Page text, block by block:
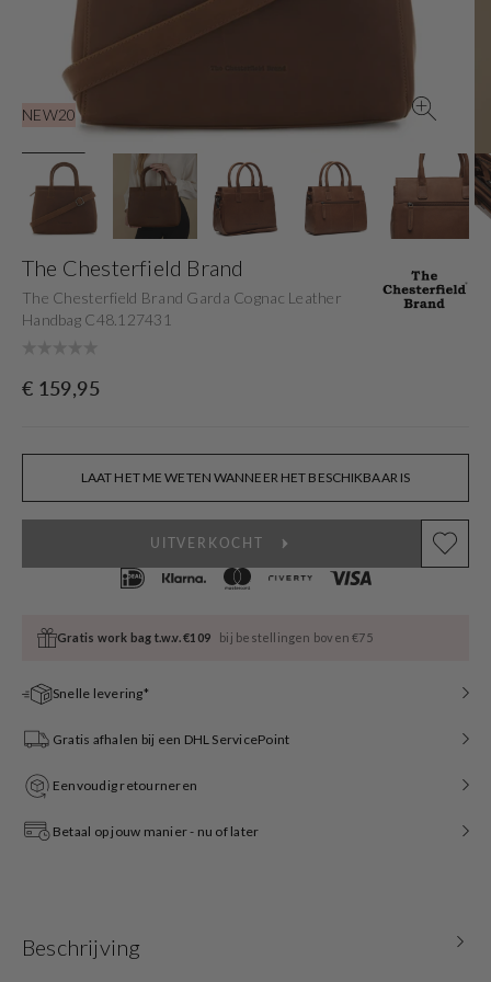
NEW20
Beschrijving
The Chesterfield Brand
The Chesterfield Brand Garda Cognac Leather
Handbag C48.127431
Originele
€ 159,95
LAAT HET ME WETEN WANNEER HET BESCHIKBAAR IS
UITVERKOCHT
Gratis work bag t.w.v. €109 bij bestellingen boven €75
Snelle levering*
Gratis afhalen bij een DHL ServicePoint
Eenvoudig retourneren
Betaal op jouw manier - nu of later